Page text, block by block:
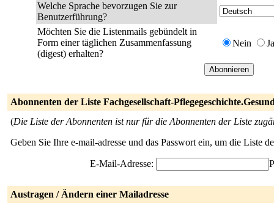
Welche Sprache bevorzugen Sie zur
Benutzerführung?
Möchten Sie die Listenmails gebündelt in
Form einer täglichen Zusammenfassung
(digest) erhalten?
Nein Ja
Abonnenten der Liste Fachgesellschaft-
(Die Liste der Abonnenten ist nur für die Abonnenten der Liste
Geben Sie Ihre e-mail-adresse und das Passwort ein, um die Liste
E-Mail-Adresse:
Austragen / Ändern einer Mailadresse